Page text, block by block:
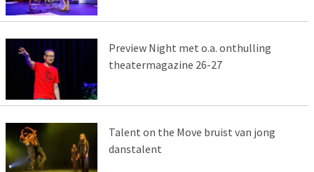
Preview Night met o.a. onthulling
theatermagazine 26-27
Talent on the Move bruist van jong
danstalent